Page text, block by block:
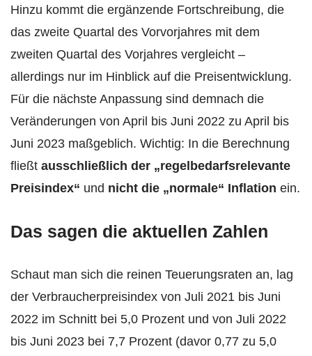
Hinzu kommt die ergänzende Fortschreibung, die
das zweite Quartal des Vorvorjahres mit dem
zweiten Quartal des Vorjahres vergleicht –
allerdings nur im Hinblick auf die Preisentwicklung.
Für die nächste Anpassung sind demnach die
Veränderungen von April bis Juni 2022 zu April bis
Juni 2023 maßgeblich. Wichtig: In die Berechnung
fließt ausschließlich der „regelbedarfsrelevante
Preisindex“ und nicht die „normale“ Inflation ein.
Das sagen die aktuellen Zahlen
Schaut man sich die reinen Teuerungsraten an, lag
der Verbraucherpreisindex von Juli 2021 bis Juni
2022 im Schnitt bei 5,0 Prozent und von Juli 2022
bis Juni 2023 bei 7,7 Prozent (davor 0,77 zu 5,0